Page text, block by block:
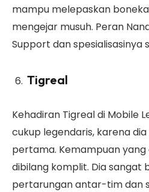
mampu melepaskan
mengejar musuh. Peran
Support dan spesialisasinya
Tigreal
Kehadiran Tigreal di Mobile
cukup legendaris, karena
pertama. Kemampuan yang
dibilang komplit. Dia sangat
pertarungan antar-tim dan